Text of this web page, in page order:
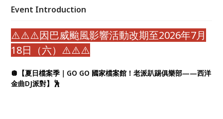
用音樂重新感受那段藏在檔案裡的美式時光。
Event Introduction
⚠️⚠️⚠️因巴威颱風影響活動改期至2026年7月
18日（六）⚠️⚠️⚠️
🪩【夏日檔案季｜GO GO 國家檔案館！老派趴踢俱樂部——西洋
金曲DJ派對】🕺